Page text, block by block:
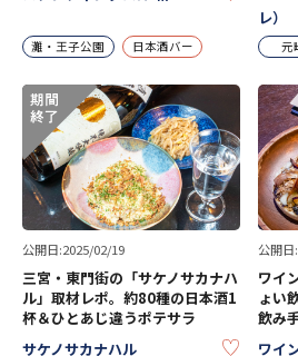
灘・王子公園 日本酒バー
レ）
元
公開日:2025/02/19
三宮・東門街の「サケノサカナハ
ル」取材レポ。約80種の日本酒1
杯＆ひとあじ違うポテサラ
サケノサカナハル
KEEP
公開
ワイ
ょい
飲み
ワイ